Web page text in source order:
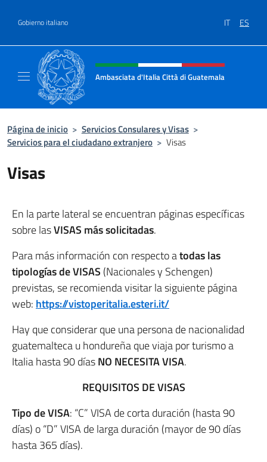
Gobierno italiano IT ES
Encabezado del sitio web,
Ambasciata d'Italia Città di Guatemala
Página de inicio > Servicios Consulares y Visas >
Servicios para el ciudadano extranjero > Visas
Visas
En la parte lateral se encuentran páginas específicas
sobre lasVISAS más solicitadas.
Para más información con respecto atodas las
tipologías de VISAS (Nacionales y Schengen)
previstas, se recomienda visitar la siguiente página
web: https://vistoperitalia.esteri.it/
Hay que considerar que una persona de nacionalidad
guatemalteca u hondureña que viaja por turismo a
Italia hasta 90 díasNO NECESITA VISA.
REQUISITOS DE VISAS
Tipo de VISA: “C” VISA de corta duración (hasta 90
días) o “D” VISA de larga duración (mayor de 90 días
hasta 365 días).